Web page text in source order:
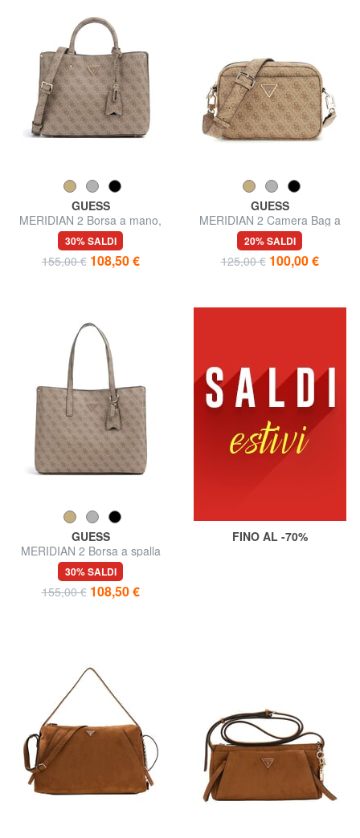
GUESS
MERIDIAN 2 Borsa a mano,
con tracolla
30% SALDI
155,00 € 108,50 €
GUESS
MERIDIAN 2 Camera Bag a
tracolla
20% SALDI
125,00 € 100,00 €
GUESS
MERIDIAN 2 Borsa a spalla
30% SALDI
155,00 € 108,50 €
FINO AL -70%